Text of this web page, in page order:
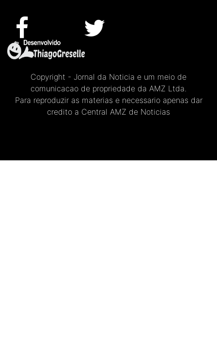
Copyright - Jornal da Noticia e um meio de
comunicacao de propriedade da AMZ Ltda.
Para reproduzir as materias e necessario apenas dar
credito a Central AMZ de Noticias